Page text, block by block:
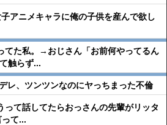
アニメキャラに俺の子供を産んで欲し
てた私。→おじさん「お前何やってるん
触らず...
レ、ツンツンなのにヤっちまった不倫
って話してたらおっさんの先輩がリッタ
て...